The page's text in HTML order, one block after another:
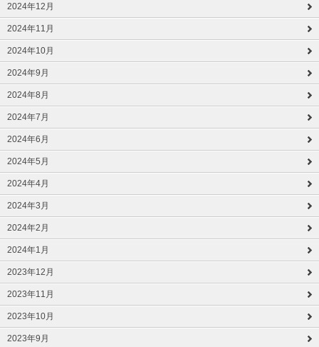
2024年12月
2024年11月
2024年10月
2024年9月
2024年8月
2024年7月
2024年6月
2024年5月
2024年4月
2024年3月
2024年2月
2024年1月
2023年12月
2023年11月
2023年10月
2023年9月